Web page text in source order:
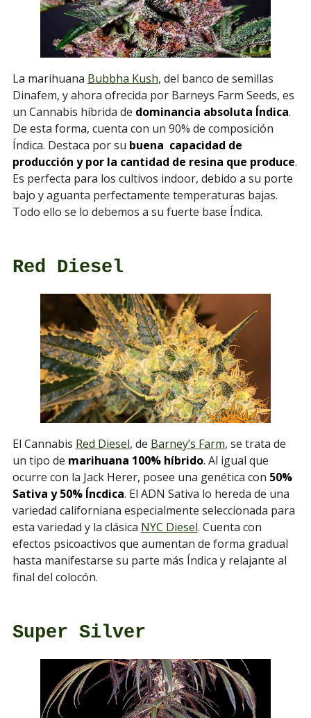
La marihuana Bubbha Kush, del banco de semillas
Dinafem, y ahora ofrecida por Barneys Farm Seeds, es
un Cannabis híbrida de dominancia absoluta Índica.
De esta forma, cuenta con un 90% de composición
Índica. Destaca por su buena capacidad de
producción y por la cantidad de resina que produce.
Es perfecta para los cultivos indoor, debido a su porte
bajo y aguanta perfectamente temperaturas bajas.
Todo ello se lo debemos a su fuerte base Índica.
Red Diesel
El Cannabis Red Diesel, de Barney’s Farm, se trata de
un tipo de marihuana 100% híbrido. Al igual que
ocurre con la Jack Herer, posee una genética con 50%
Sativa y 50% Íncdica. El ADN Sativa lo hereda de una
variedad californiana especialmente seleccionada para
esta variedad y la clásica NYC Diesel. Cuenta con
efectos psicoactivos que aumentan de forma gradual
hasta manifestarse su parte más Índica y relajante al
final del colocón.
Super Silver